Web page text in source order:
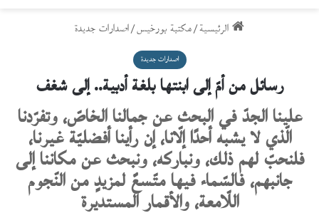
الرئيسية/مكتبة بورخيس/اصدارات جديدة
اصدارات جديدة
رسائل من أمّ إلى ابنتها بلغة أدبية.. إلى شغف
علينا الجدّ في البحث عن جمالنا الخاصّ، وتفرّدنا
الّذي لا يشبه أحدًا إلّانا، إن رأينا أفضليّة غيرنا،
فلنحبّ لهم ذلك، ونباركه، ونبحث عن مكاننا إلى
جانبهم، فالسّماء فيها متّسعٌ لمزيدٍ من النّجوم
اللّامعة، والأقمار المستديرة